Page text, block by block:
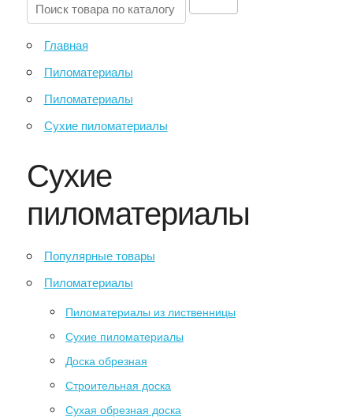
Главная
Пиломатериалы
Пиломатериалы
Сухие пиломатериалы
Сухие
пиломатериалы
Популярные товары
Пиломатериалы
Пиломатериалы из лиственницы
Сухие пиломатериалы
Доска обрезная
Строительная доска
Сухая обрезная доска